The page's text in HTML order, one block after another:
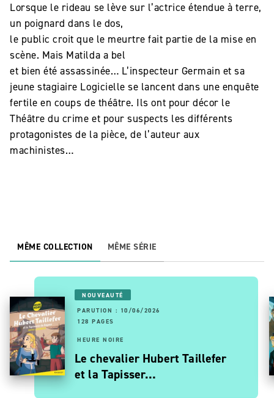
Lorsque le rideau se lève sur l’actrice étendue à terre,
un poignard dans le dos,
le public croit que le meurtre fait partie de la mise en
scène. Mais Matilda a bel
et bien été assassinée… L’inspecteur Germain et sa
jeune stagiaire Logicielle se lancent dans une enquête
fertile en coups de théâtre. Ils ont pour décor le
Théâtre du crime et pour suspects les différents
protagonistes de la pièce, de l’auteur aux
machinistes…
MÊME COLLECTION MÊME SÉRIE
NOUVEAUTÉ
PARUTION : 10/06/2026
128 PAGES
HEURE NOIRE
Le chevalier Hubert Taillefer
et la Tapisser…